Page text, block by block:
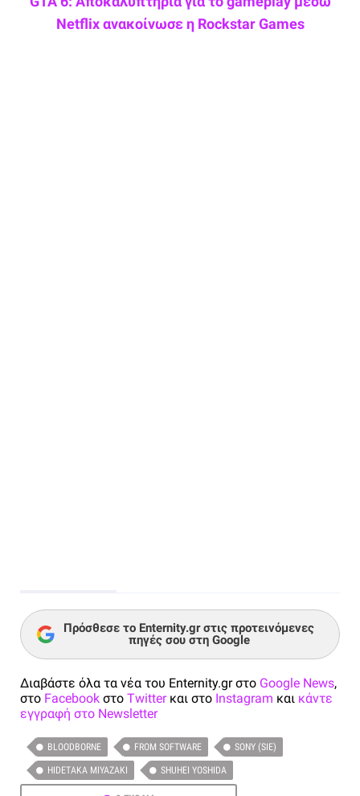
Netflix ανακοίνωσε η Rockstar Games
Πρόσθεσε το Enternity.gr στις προτεινόμενες
πηγές σου στη Google
Διαβάστε όλα τα νέα του Enternity.gr στο Google News,
στο Facebook στο Twitterκαι στο Instagram και κάντε
εγγραφή στο Newsletter
BLOODBORNE FROM SOFTWARE SONY (SIE)
HIDETAKA MIYAZAKI SHUHEI YOSHIDA